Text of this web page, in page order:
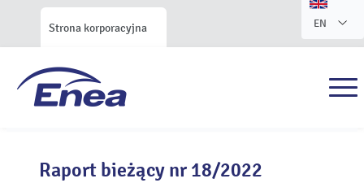
Strona korporacyjna EN
Raport bieżący nr 18/2022